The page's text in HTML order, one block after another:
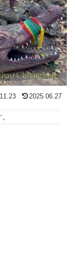
2025.06.27